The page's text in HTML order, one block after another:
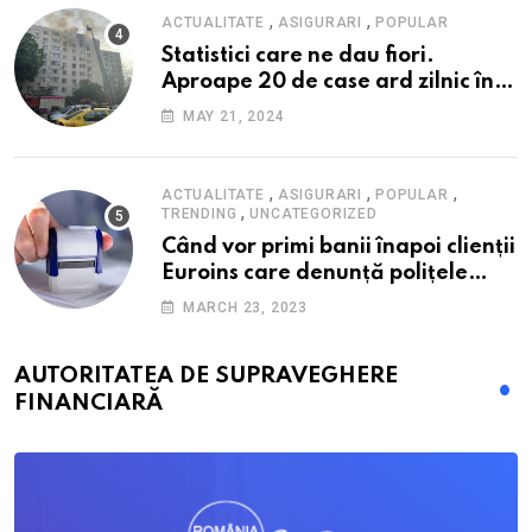
ACTUALITATE , ASIGURARI ,POPULAR
Statistici care ne dau fiori.
Aproape 20 de case ard zilnic în
România, iar pagubele au
nici 40 de lei pe lună
MAY 21, 2024
ACTUALITATE , ASIGURARI ,POPULAR ,
TRENDING ,UNCATEGORIZED
Când vor primi banii înapoi clienții
Euroins care denunță polițele
RCA? Toți pașii și toate termenele
MARCH 23, 2023
AUTORITATEA DE SUPRAVEGHERE
FINANCIARĂ